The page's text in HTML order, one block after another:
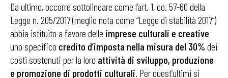
Da ultimo, occorre sottolineare come l’art. 1, co. 57-60 della
Legge n. 205/2017 (meglio nota come “Legge di stabilità 2017”)
abbia istituito a favore delle imprese culturali e creative
uno specifico credito d’imposta nella misura del 30% dei
costi sostenuti per la loro attività di sviluppo, produzione
e promozione di prodotti culturali. Per quest’ultimi si